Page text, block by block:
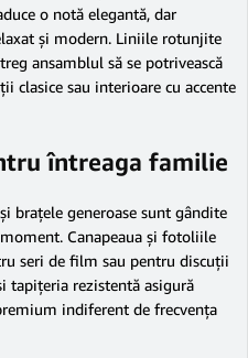
o notă elegantă, dar
și modern. Liniile rotunjite
ansamblul să se potrivească
clasice sau interioare cu accente
întreaga familie
brațele generoase sunt gândite
Canapeaua și fotoliile
seri de film sau pentru discuții
tapițeria rezistentă asigură
indiferent de frecvența